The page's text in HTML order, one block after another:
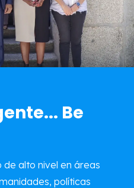
Be
alto nivel en áreas
políticas